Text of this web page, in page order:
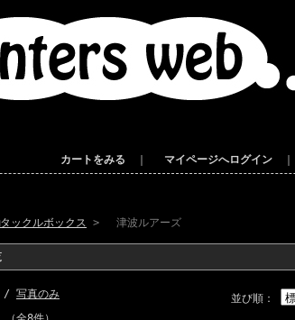
カートをみる マイページへログイン
ックルボックス > 津波ルアーズ
並び順：
/ 写真のみ